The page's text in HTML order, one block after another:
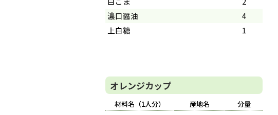
濃口醤油
4
上白糖
1
オレンジカップ
材料名（1人分） 産地名 分量